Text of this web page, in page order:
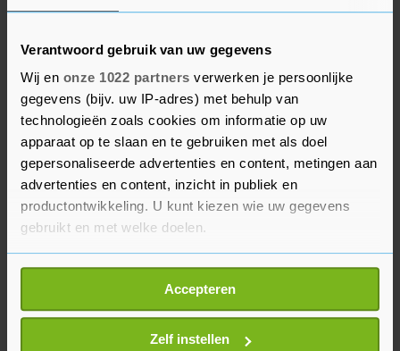
Verantwoord gebruik van uw gegevens
Wij en onze 1022 partners verwerken je persoonlijke
gegevens (bijv. uw IP-adres) met behulp van
technologieën zoals cookies om informatie op uw
apparaat op te slaan en te gebruiken met als doel
gepersonaliseerde advertenties en content, metingen aan
advertenties en content, inzicht in publiek en
productontwikkeling. U kunt kiezen wie uw gegevens
gebruikt en met welke doelen.
Als u het toestaat, willen we ook graag:
Informatie verzamelen over uw geografische
locatie, die tot een paar meter nauwkeurig kan zijn
Uw apparaat identificeren door het actief te
Accepteren
Zelf instellen
Lakeman is vooral bekend van zijn rol bij de
ondergang van DSB Bank in 2009. DSB viel onder
meer om nadat Lakeman spaarders had
opgeroepen spaargeld van hun rekeningen te
halen. Dit leidde daadwerkelijk tot een bankrun
bij DSB. Ook zette Lakeman zich ervoor in dat
oud-ING-baas Ralph Hamers alsnog
strafrechtelijk wordt vervolgd voor de
witwasperikelen bij ING. Dat strafrechtelijk
onderzoek loopt nog.